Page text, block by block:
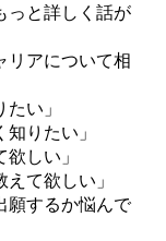
っと詳しく話が
リアについて相
い」
りたい」
しい」
て欲しい」
願するか悩んで